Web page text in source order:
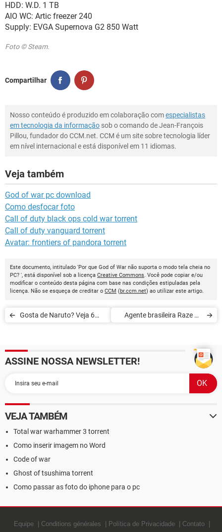
HDD: W.D. 1 TB
AIO WC: Artic freezer 240
Supply: EVGA Supernova G2 850 Watt
Foto © Steam.
Compartilhar
Nosso conteúdo é produzido em colaboração comespecialistas
em tecnologia da informação sob o comando de Jean-François
Pillou, fundador do CCM.net. CCM é um site sobre tecnologia líder
em nível internacional e está disponível em 11 idiomas.
Veja também
God of war pc download
Como desfocar foto
Call of duty black ops cold war torrent
Call of duty vanguard torrent
Avatar: frontiers of pandora torrent
Este documento, intitulado 'Por que God of War não suporta o modo tela cheia no
PC? ', está disponível sob a licença Creative Commons. Você pode copiar e/ou
modificar o conteúdo desta página com base nas condições estipuladas pela
licença. Não se esqueça de creditar o CCM (br.ccm.net) ao utilizar este artigo.
Gosta de Naruto? Veja 6
Agente brasileira Raze do
ASSINE NOSSA NEWSLETTER!
VEJA TAMBÉM
Total war warhammer 3 torrent
Como inserir imagem no Word
Code of war
Ghost of tsushima torrent
Como passar as foto do iphone para o pc
Equipe Conditions générales Política de Privacidade Contato